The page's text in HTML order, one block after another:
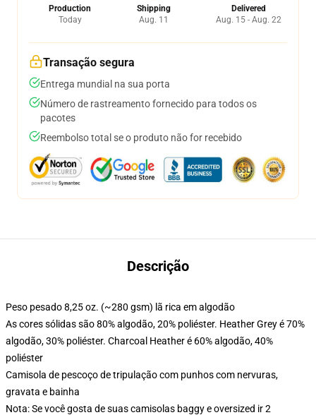
Production
Today
Shipping
Aug. 11
Delivered
Aug. 15 - Aug. 22
Transação segura
Entrega mundial na sua porta
Número de rastreamento fornecido para todos os
pacotes
Reembolso total se o produto não for recebido
Descrição
Peso pesado 8,25 oz. (~280 gsm) lã rica em algodão
As cores sólidas são 80% algodão, 20% poliéster. Heather Grey é 70%
algodão, 30% poliéster. Charcoal Heather é 60% algodão, 40%
poliéster
Camisola de pescoço de tripulação com punhos com nervuras,
gravata e bainha
Nota: Se você gosta de suas camisolas baggy e oversized ir 2